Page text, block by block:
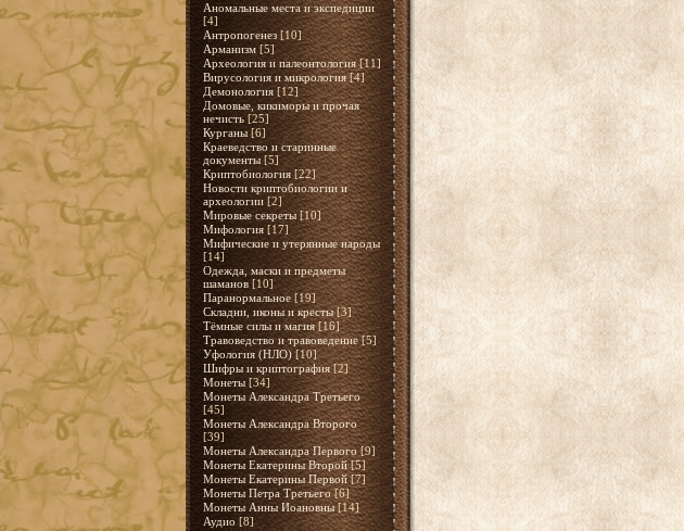
Аномальные места и экспедиции
[4]
Антропогенез [10]
Арманизм [5]
Археология и палеонтология [11]
Вирусология и микрология [4]
Демонология [12]
Домовые, кикиморы и прочая
нечисть [25]
Курганы [6]
Краеведство и старинные
документы [5]
Криптобиология [22]
Новости криптобиологии и
археологии [2]
Мировые секреты [10]
Мифология [17]
Мифические и утерянные народы
[14]
Одежда, маски и предметы
шаманов [10]
Паранормальное [19]
Складни, иконы и кресты [3]
Тёмные силы и магия [16]
Травоведство и травоведение [5]
Уфология (НЛО) [10]
Шифры и криптография [2]
Монеты [34]
Монеты Александра Третьего
[45]
Монеты Александра Второго
[39]
Монеты Александра Первого [9]
Монеты Екатерины Второй [5]
Монеты Екатерины Первой [7]
Монеты Петра Третьего [6]
Монеты Анны Иоановны [14]
Аудио [8]